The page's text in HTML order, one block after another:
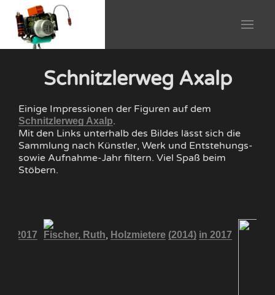
Schnitzlerweg Axalp
Einige Impressionen der Figuren auf dem
Schnitzlerweg Axalp.
Mit den Links unterhalb des Bildes lässt sich die
Sammlung nach Künstler, Werk und Entstehungs-
sowie Aufnahme-Jahr filtern. Viel Spaß beim
Stöbern.
in 2017 Fischer, Ruth, Holzmietere (2014) in 2017